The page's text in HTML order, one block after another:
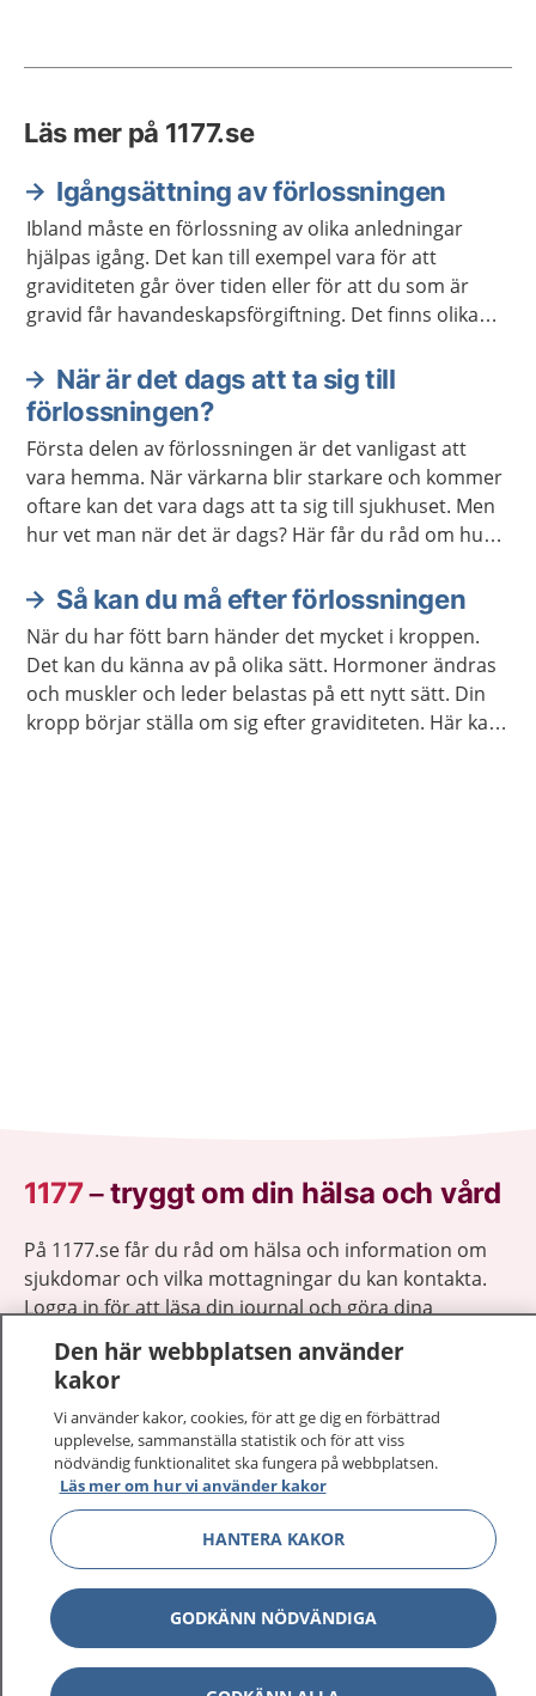
Läs mer på 1177.se
Igångsättning av förlossningen
Ibland måste en förlossning av olika anledningar
hjälpas igång. Det kan till exempel vara för att
graviditeten går över tiden eller för att du som är
gravid får havandeskapsförgiftning. Det finns olika
När är det dags att ta sig till
förlossningen?
Första delen av förlossningen är det vanligast att
vara hemma. När värkarna blir starkare och kommer
oftare kan det vara dags att ta sig till sjukhuset. Men
hur vet man när det är dags? Här får du råd om hur
Så kan du må efter förlossningen
När du har fött barn händer det mycket i kroppen.
Det kan du känna av på olika sätt. Hormoner ändras
och muskler och leder belastas på ett nytt sätt. Din
kropp börjar ställa om sig efter graviditeten. Här kan
1177–tryggt om din hälsa och vård
På 1177.se får du råd om hälsa och information om
sjukdomar och vilka mottagningar du kan kontakta.
Logga in för att läsa din journal och göra dina
vårdärenden. Ring telefonnummer 1177 för
sjukvårdsrådgivning dygnet runt.
1177 ger dig råd när du vill må bättre.
1177 på flera språk Visa
Om 1177 Visa
Kontakt Visa
Den här webbplatsen använder
kakor
Vi använder kakor, cookies, för att ge dig en förbättrad
upplevelse, sammanställa statistik och för att viss
nödvändig funktionalitet ska fungera på webbplatsen.
Läs mer om hur vi använder kakor
HANTERA KAKOR
GODKÄNN NÖDVÄNDIGA